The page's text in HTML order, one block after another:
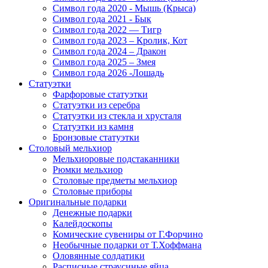
Символ года 2020 - Мышь (Крыса)
Символ года 2021 - Бык
Символ года 2022 — Тигр
Символ года 2023 – Кролик, Кот
Символ года 2024 – Дракон
Символ года 2025 – Змея
Символ года 2026 -Лошадь
Статуэтки
Фарфоровые статуэтки
Статуэтки из серебра
Статуэтки из стекла и хрусталя
Статуэтки из камня
Бронзовые статуэтки
Столовый мельхиор
Мельхиоровые подстаканники
Рюмки мельхиор
Столовые предметы мельхиор
Столовые приборы
Оригинальные подарки
Денежные подарки
Калейдоскопы
Комические сувениры от Г.Форчино
Необычные подарки от Т.Хоффмана
Оловянные солдатики